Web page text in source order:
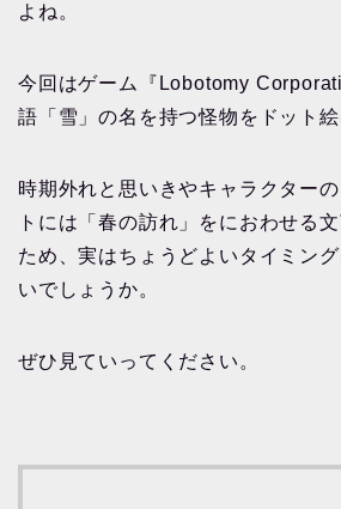
よね。
今回はゲーム『Lobotomy
語「雪」の名を持つ怪物をドット絵
時期外れと思いきやキャラクター
トには「春の訪れ」をにおわせる
ため、実はちょうどよいタイミン
いでしょうか。
ぜひ見ていってください。